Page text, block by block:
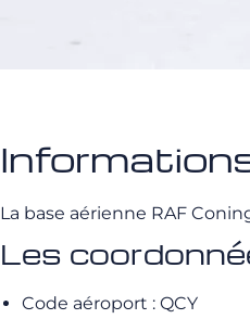
La base aérienne RAF
Les
Code aéroport : QCY